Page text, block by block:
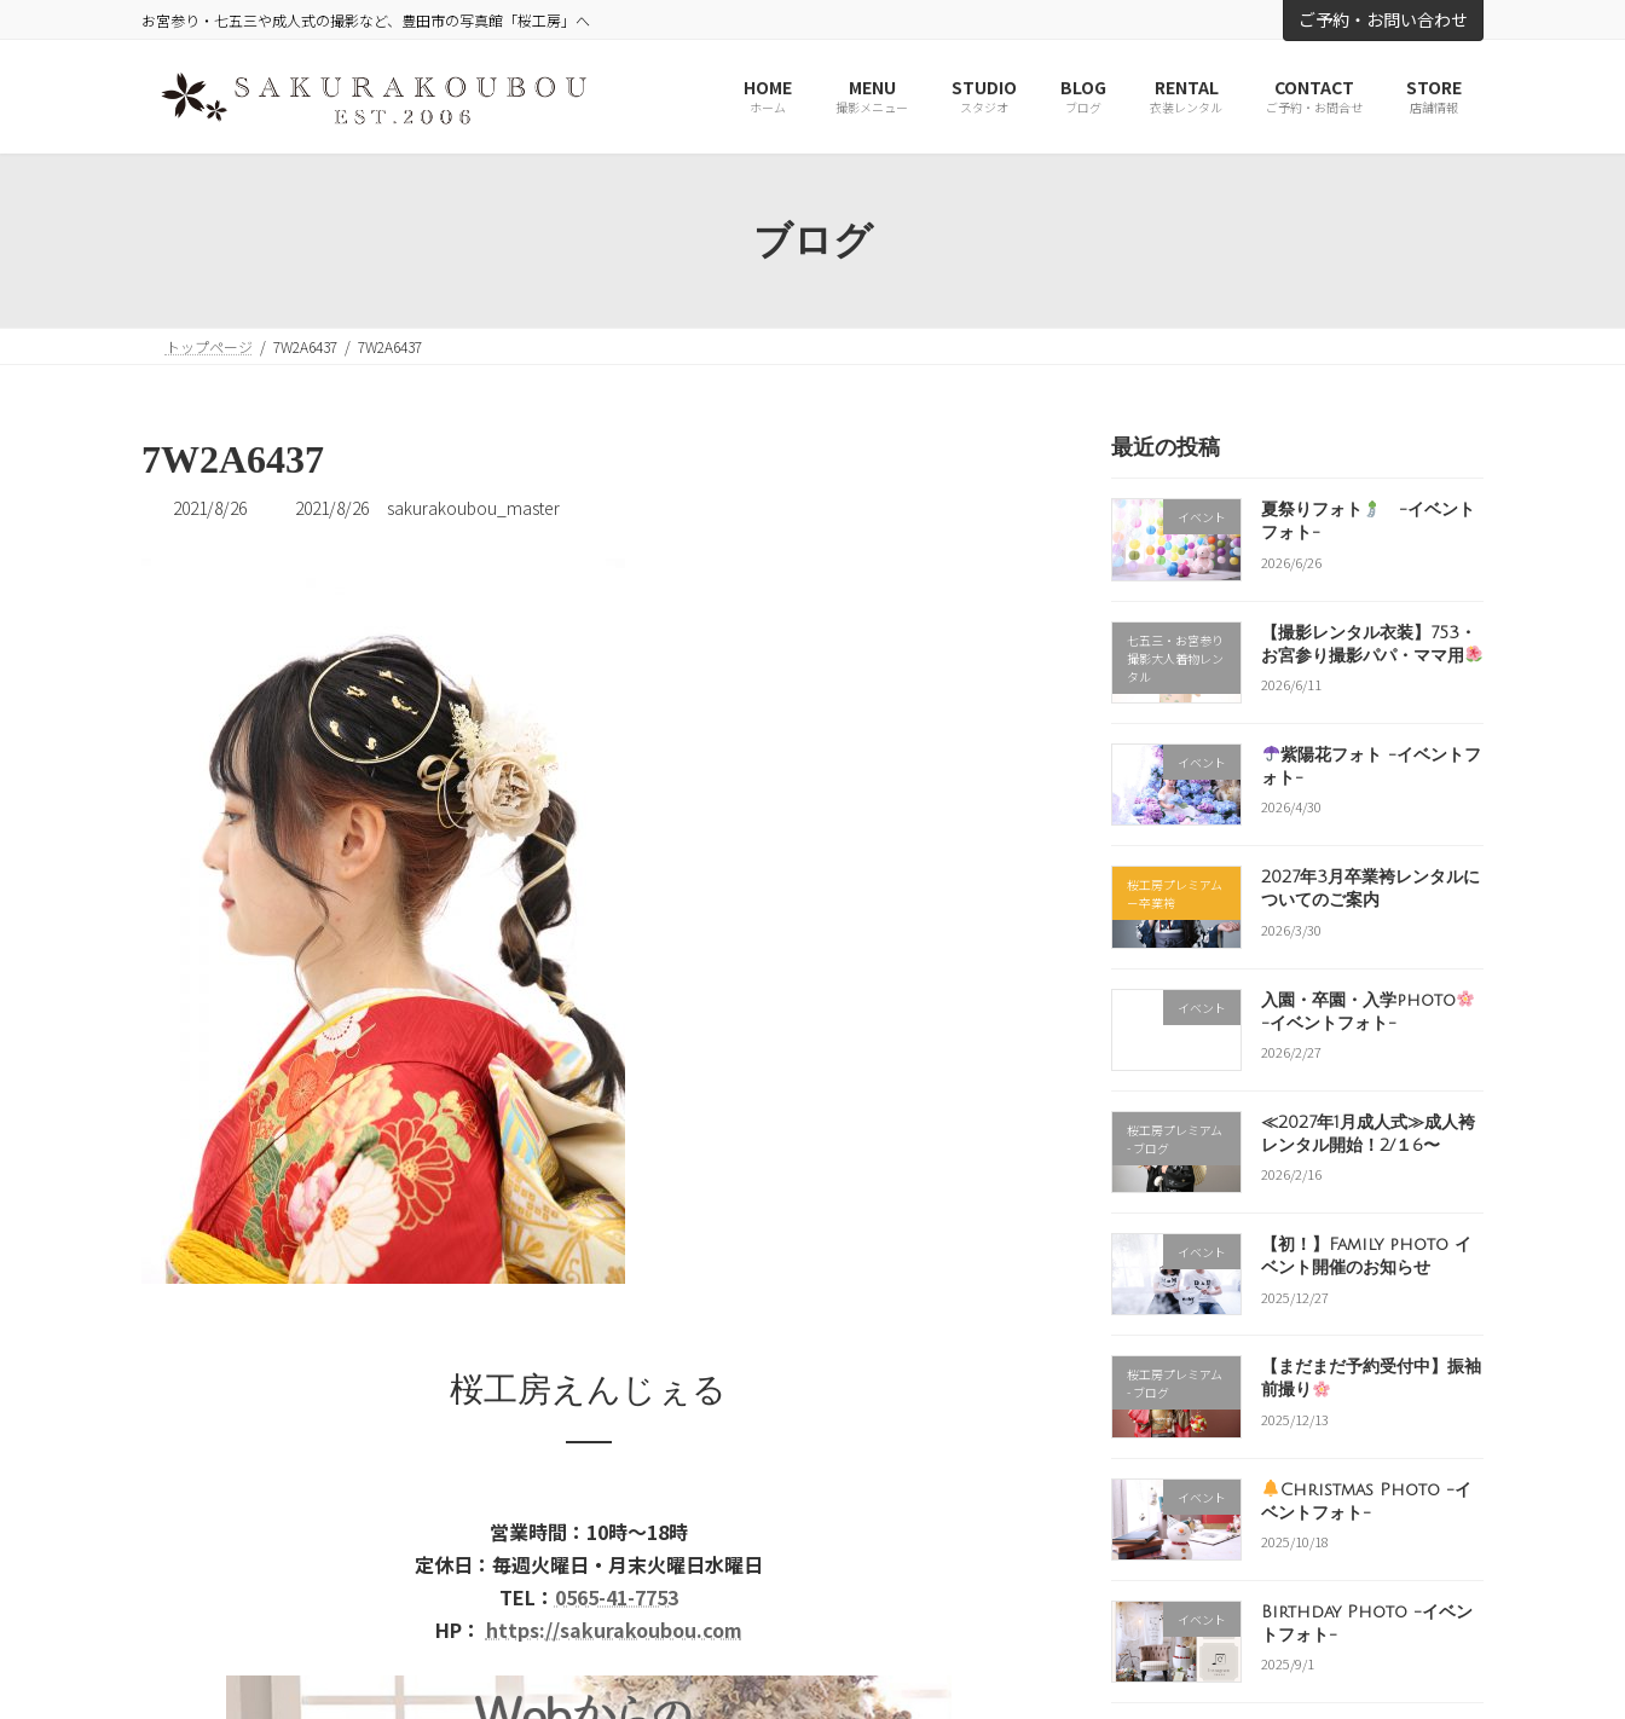
へ
ョ
お宮参り・七五三や成人式の撮影など、豊田市の写真館「桜工房」へ ご予約・お問い合わせ
HOME
ホーム
MENU
撮影メニュー
STUDIO
スタジオ
BLOG
ブログ
RENTAL
衣装レンタル
CONTACT
ご予約・お問合せ
STORE
店舗情報
ブログ
トップページ 7W2A6437 7W2A6437
7W2A6437
2021/8/26
最
2021/8/26 sakurakoubou_master
桜工房えんじぇる
営業時間：10時～18時
定休日：毎週火曜日・月末火曜日水曜日
TEL： 0565-41-7753
HP： https://sakurakoubou.com
最近の投稿
イベント 夏祭りフォト
-イベント
フォト-
2026/6/26
七五三・お宮参り
撮影大人着物レン
タル
【撮影レンタル衣装】753・
お宮参り撮影パパ・ママ用
2026/6/11
イベント
紫陽花フォト -イベントフ
ォト-
2026/4/30
桜工房プレミアム
－卒業袴
2027年3月卒業袴レンタルに
ついてのご案内
2026/3/30
イベント
入園・卒園・入学photo
-イベントフォト-
2026/2/27
桜工房プレミアム
- ブログ
≪2027年1月成人式≫成人袴
レンタル開始！2/１6〜
2026/2/16
イベント
【初！】Family photo イ
ベント開催のお知らせ
2025/12/27
桜工房プレミアム
- ブログ
【まだまだ予約受付中】振袖
前撮り
2025/12/13
イベント
Christmas Photo -イ
ベントフォト-
2025/10/18
イベント
Birthday Photo -イベン
トフォト-
2025/9/1